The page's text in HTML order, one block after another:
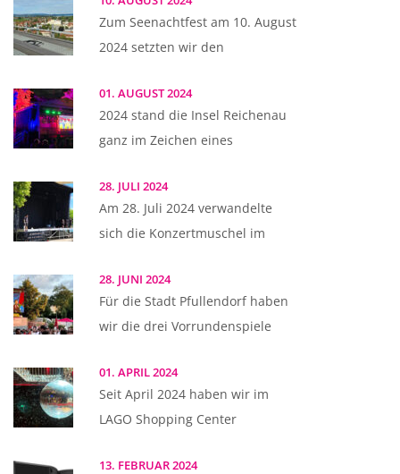
Zum Seenachtfest am 10. August
2024 setzten wir den
01. AUGUST 2024
2024 stand die Insel Reichenau
ganz im Zeichen eines
28. JULI 2024
Am 28. Juli 2024 verwandelte
sich die Konzertmuschel im
28. JUNI 2024
Für die Stadt Pfullendorf haben
wir die drei Vorrundenspiele
01. APRIL 2024
Seit April 2024 haben wir im
LAGO Shopping Center
13. FEBRUAR 2024